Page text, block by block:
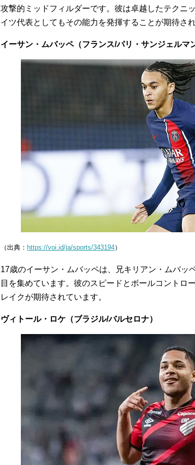
攻撃的ミッドフィルダーです。彼は卓越したテクニ
イツ代表としてもその能力を発揮することが期待され
イーサン・ムバッペ（フランス/パリ・サンジェルマ
（出典： https://voi.id/ja/sports/343194）
17歳のイーサン・ムバッペは、兄キリアン・ムバッ
目を集めています。彼のスピードとボールコントロ
レイクが期待されています。
ヴィトール・ロケ（ブラジル/バルセロナ）